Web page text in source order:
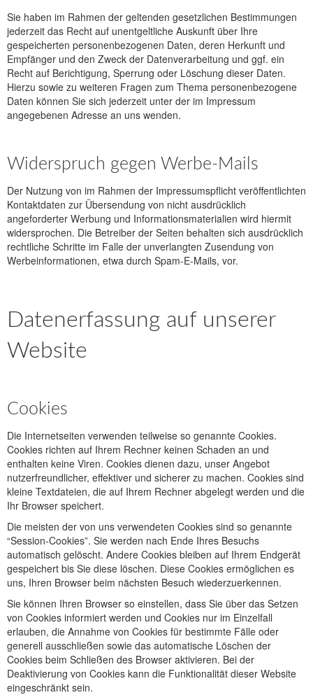
Sie haben im Rahmen der geltenden gesetzlichen Bestimmungen
jederzeit das Recht auf unentgeltliche Auskunft über Ihre
gespeicherten personenbezogenen Daten, deren Herkunft und
Empfänger und den Zweck der Datenverarbeitung und ggf. ein
Recht auf Berichtigung, Sperrung oder Löschung dieser Daten.
Hierzu sowie zu weiteren Fragen zum Thema personenbezogene
Daten können Sie sich jederzeit unter der im Impressum
angegebenen Adresse an uns wenden.
Widerspruch gegen Werbe-Mails
Der Nutzung von im Rahmen der Impressumspflicht veröffentlichten
Kontaktdaten zur Übersendung von nicht ausdrücklich
angeforderter Werbung und Informationsmaterialien wird hiermit
widersprochen. Die Betreiber der Seiten behalten sich ausdrücklich
rechtliche Schritte im Falle der unverlangten Zusendung von
Werbeinformationen, etwa durch Spam-E-Mails, vor.
Datenerfassung auf unserer
Website
Cookies
Die Internetseiten verwenden teilweise so genannte Cookies.
Cookies richten auf Ihrem Rechner keinen Schaden an und
enthalten keine Viren. Cookies dienen dazu, unser Angebot
nutzerfreundlicher, effektiver und sicherer zu machen. Cookies sind
kleine Textdateien, die auf Ihrem Rechner abgelegt werden und die
Ihr Browser speichert.
Die meisten der von uns verwendeten Cookies sind so genannte
“Session-Cookies”. Sie werden nach Ende Ihres Besuchs
automatisch gelöscht. Andere Cookies bleiben auf Ihrem Endgerät
gespeichert bis Sie diese löschen. Diese Cookies ermöglichen es
uns, Ihren Browser beim nächsten Besuch wiederzuerkennen.
Sie können Ihren Browser so einstellen, dass Sie über das Setzen
von Cookies informiert werden und Cookies nur im Einzelfall
erlauben, die Annahme von Cookies für bestimmte Fälle oder
generell ausschließen sowie das automatische Löschen der
Cookies beim Schließen des Browser aktivieren. Bei der
Deaktivierung von Cookies kann die Funktionalität dieser Website
eingeschränkt sein.